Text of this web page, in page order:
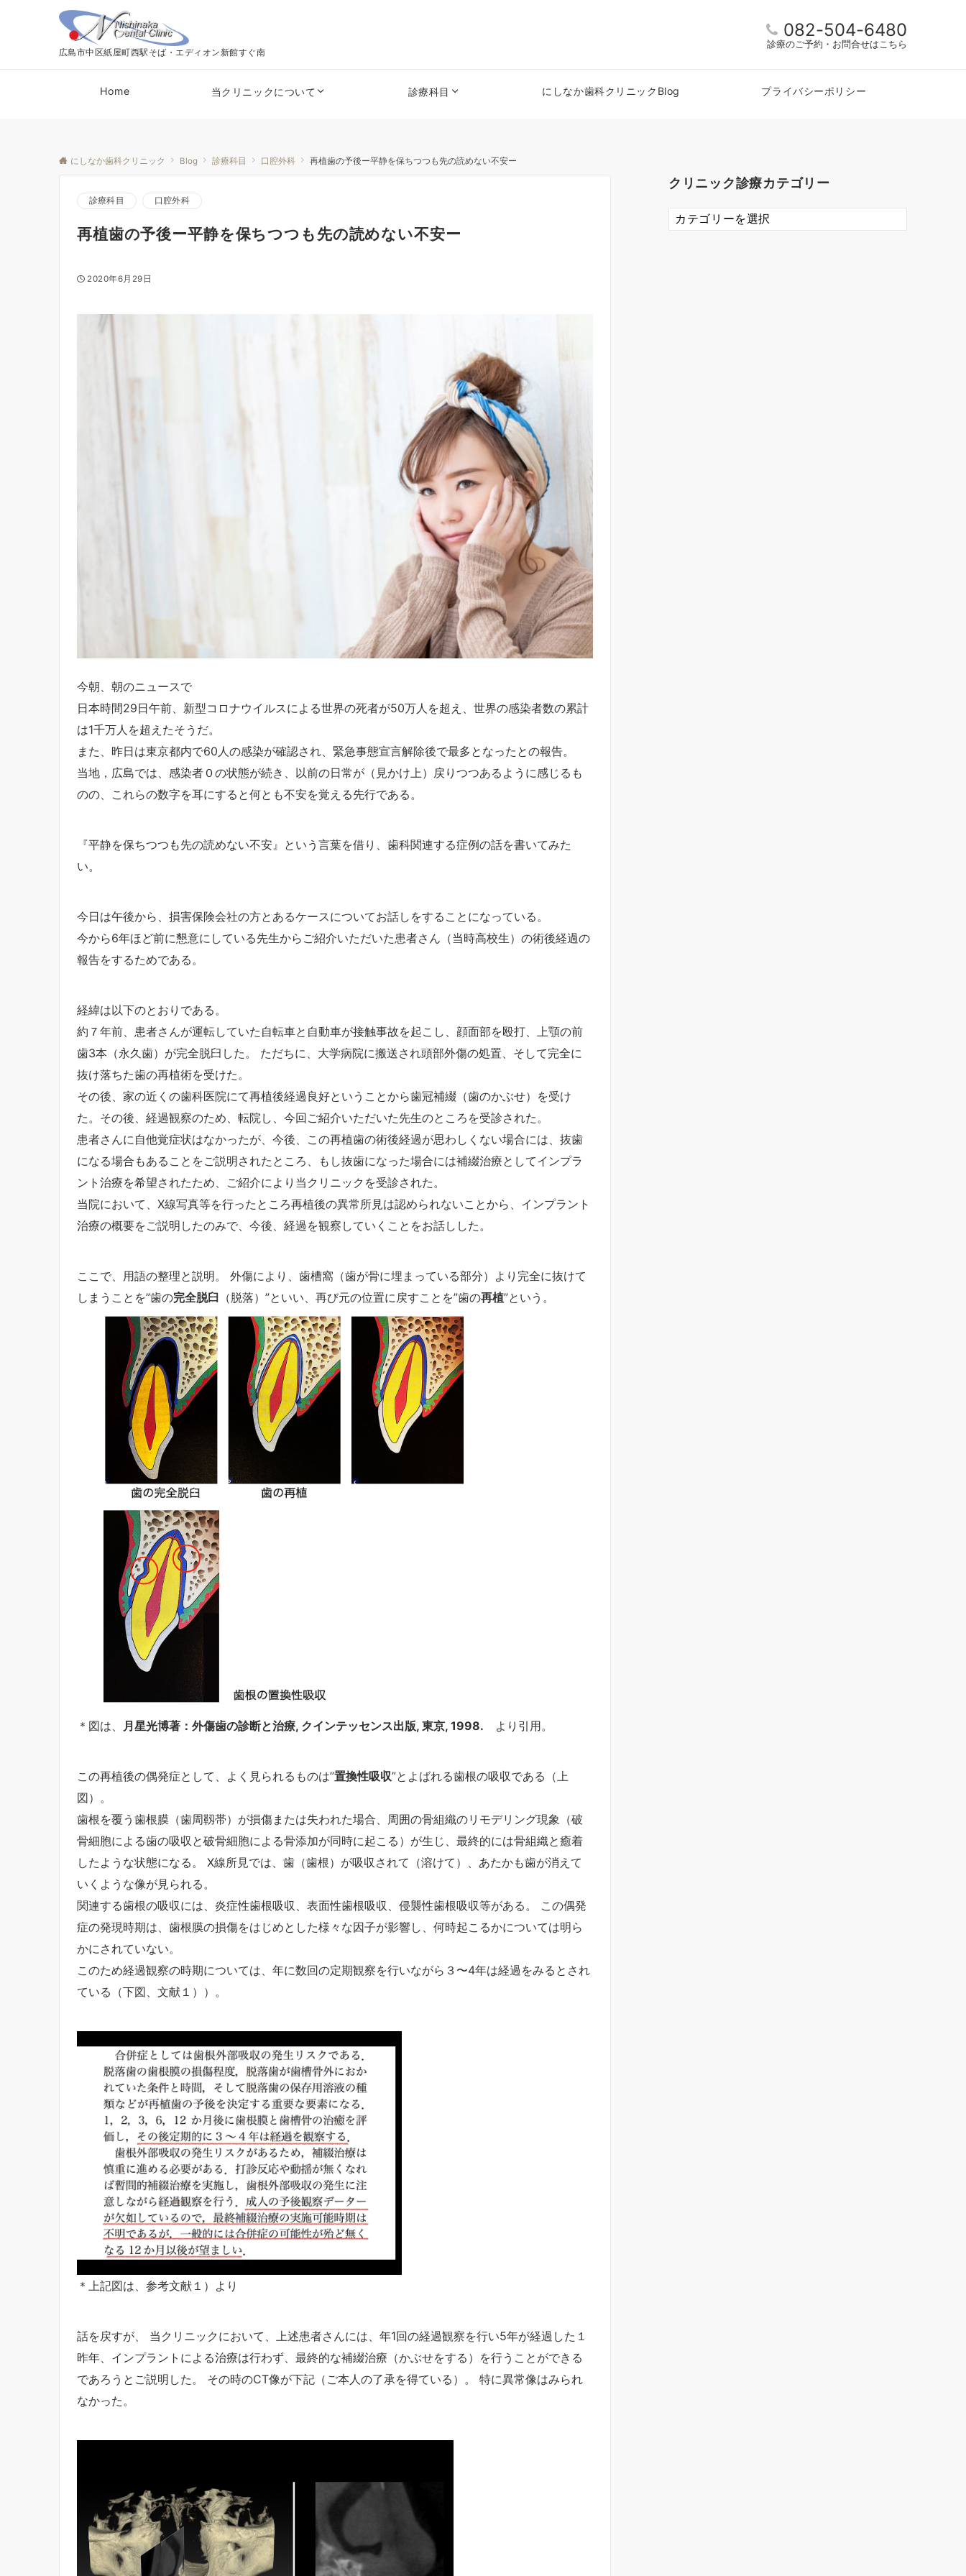
広島市中区紙屋町西駅そば・エディオン新館すぐ南
082-504-6480
診療のご予約・お問合せはこちら
Home 当クリニックについて 診療科目 にしなか歯科クリニックBlog プライバシーポリシー
にしなか歯科クリニック Blog 診療科目 口腔外科 再植歯の予後ー平静を保ちつつも先の読めない不安ー
診療科目 口腔外科
再植歯の予後ー平静を保ちつつも先の読めない不安ー
2020年6月29日
今朝、朝のニュースで
日本時間29日午前、新型コロナウイルスによる世界の死者が50万人を超え、世界の感染者数の累計
は1千万人を超えたそうだ。
また、昨日は東京都内で60人の感染が確認され、緊急事態宣言解除後で最多となったとの報告。
当地，広島では、感染者０の状態が続き、以前の日常が（見かけ上）戻りつつあるように感じるも
のの、これらの数字を耳にすると何とも不安を覚える先行である。
『平静を保ちつつも先の読めない不安』という言葉を借り、歯科関連する症例の話を書いてみた
い。
今日は午後から、損害保険会社の方とあるケースについてお話しをすることになっている。
今から6年ほど前に懇意にしている先生からご紹介いただいた患者さん（当時高校生）の術後経過の
報告をするためである。
経緯は以下のとおりである。
約７年前、患者さんが運転していた自転車と自動車が接触事故を起こし、顔面部を殴打、上顎の前
歯3本（永久歯）が完全脱臼した。 ただちに、大学病院に搬送され頭部外傷の処置、そして完全に
抜け落ちた歯の再植術を受けた。
その後、家の近くの歯科医院にて再植後経過良好ということから歯冠補綴（歯のかぶせ）を受け
た。その後、経過観察のため、転院し、今回ご紹介いただいた先生のところを受診された。
患者さんに自他覚症状はなかったが、今後、この再植歯の術後経過が思わしくない場合には、抜歯
になる場合もあることをご説明されたところ、もし抜歯になった場合には補綴治療としてインプラ
ント治療を希望されたため、ご紹介により当クリニックを受診された。
当院において、X線写真等を行ったところ再植後の異常所見は認められないことから、インプラント
治療の概要をご説明したのみで、今後、経過を観察していくことをお話しした。
ここで、用語の整理と説明。 外傷により、歯槽窩（歯が骨に埋まっている部分）より完全に抜けて
しまうことを”歯の完全脱臼 （脱落）”といい、再び元の位置に戻すことを”歯の再植”という。
＊図は、 月星光博著：外傷歯の診断と治療, クインテッセンス出版, 東京, 1998. より引用。
この再植後の偶発症として、よく見られるものは”置換性吸収”とよばれる歯根の吸収である（上
図）。
歯根を覆う歯根膜（歯周靱帯）が損傷または失われた場合、周囲の骨組織のリモデリング現象（破
骨細胞による歯の吸収と破骨細胞による骨添加が同時に起こる）が生じ、最終的には骨組織と癒着
したような状態になる。 X線所見では、歯（歯根）が吸収されて（溶けて）、あたかも歯が消えて
いくような像が見られる。
関連する歯根の吸収には、炎症性歯根吸収、表面性歯根吸収、侵襲性歯根吸収等がある。 この偶発
症の発現時期は、歯根膜の損傷をはじめとした様々な因子が影響し、何時起こるかについては明ら
かにされていない。
このため経過観察の時期については、年に数回の定期観察を行いながら３〜4年は経過をみるとされ
ている（下図、文献１））。
＊上記図は、参考文献１）より
話を戻すが、 当クリニックにおいて、上述患者さんには、年1回の経過観察を行い5年が経過した１
昨年、インプラントによる治療は行わず、最終的な補綴治療（かぶせをする）を行うことができる
であろうとご説明した。 その時のCT像が下記（ご本人の了承を得ている）。 特に異常像はみられ
なかった。
クリニック診療カテゴリー
ク
リ